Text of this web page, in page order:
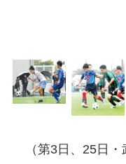
（第3日、25日・